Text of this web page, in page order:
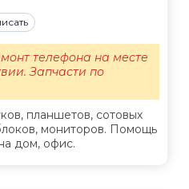
планшетов, сотовых
мониторов. Помощь
дом, офис.
телефона на месте
Запчасти по